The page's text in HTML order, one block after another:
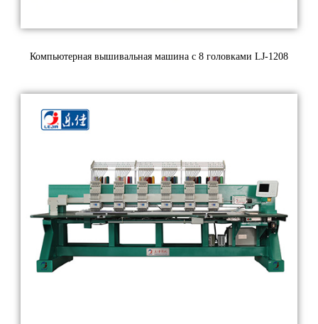
Компьютерная вышивальная машина с 8 головками LJ-1208